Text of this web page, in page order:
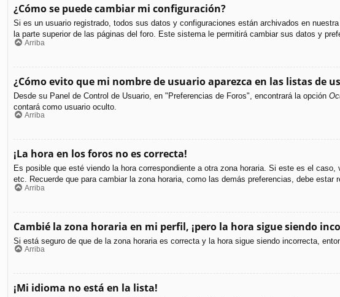
¿Cómo se puede cambiar mi configuración?
Si es un usuario registrado, todos sus datos y configuraciones están archivados en
la parte superior de las páginas del foro. Este sistema le permitirá cambiar sus datos y
Arriba
¿Cómo evito que mi nombre de usuario aparezca en las listas de
Desde su Panel de Control de Usuario, en "Preferencias de Foros", encontrará la opción
contará como usuario oculto.
Arriba
¡La hora en los foros no es correcta!
Es posible que esté viendo la hora correspondiente a otra zona horaria. Si este es el
etc. Recuerde que para cambiar la zona horaria, como las demás preferencias, debe
Arriba
Cambié la zona horaria en mi perfil, ¡pero la hora sigue siendo
Si está seguro de que de la zona horaria es correcta y la hora sigue siendo incorrecta,
Arriba
¡Mi idioma no está en la lista!